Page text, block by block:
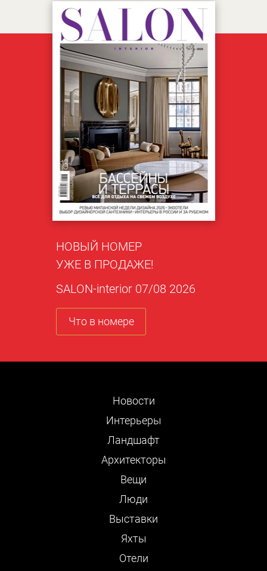
НОВЫЙ НОМЕР
УЖЕ В ПРОДАЖЕ!
SALON-interior 07/08 2026
Что в номере
Новости
Интерьеры
Ландшафт
Архитекторы
Вещи
Люди
Выставки
Яхты
Отели